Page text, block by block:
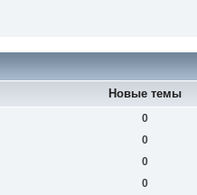
Новые темы
0
0
0
0